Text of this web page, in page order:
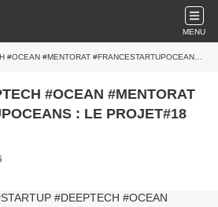
MENU
#MENTORAT #FRANCESTARTUPOCEANS : LE PROJET#18 ALGAMA
#OCEAN #MENTORAT
: LE PROJET#18